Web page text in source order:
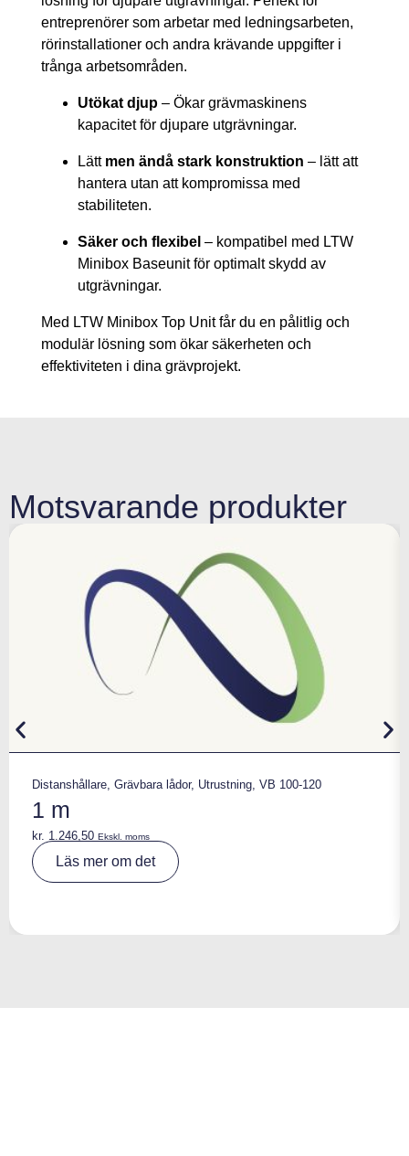
entreprenörer som arbetar med ledningsarbeten,
rörinstallationer och andra krävande uppgifter i
trånga arbetsområden.
Utökat djup – Ökar grävmaskinens
kapacitet för djupare utgrävningar.
Lätt men ändå stark konstruktion – lätt att
hantera utan att kompromissa med
stabiliteten.
Säker och flexibel – kompatibel med LTW
Minibox Baseunit för optimalt skydd av
utgrävningar.
Med LTW Minibox Top Unit får du en pålitlig och
modulär lösning som ökar säkerheten och
effektiviteten i dina grävprojekt.
Motsvarande produkter
Distanshållare, Grävbara lådor, Utrustning, VB 100-120
1 m
kr. 1.246,50 Ekskl. moms
Läs mer om det